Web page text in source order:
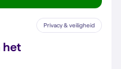
Privacy & veiligheid
het